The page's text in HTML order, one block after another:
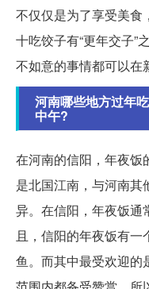
不仅仅是为了享受美食
十吃饺子有“更年交子”
不如意的事情都可以在
河南哪些地方过年
中午?
在河南的信阳，年夜饭
是北国江南，与河南
异。在信阳，年夜饭通
且，信阳的年夜饭有
鱼。而其中最受欢迎的